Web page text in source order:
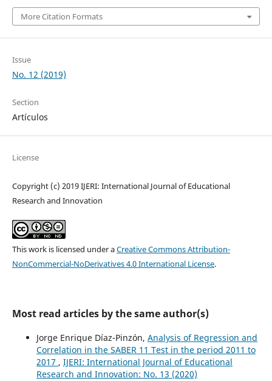
More Citation Formats
Issue
No. 12 (2019)
Section
Artículos
License
Copyright (c) 2019 IJERI: International Journal of Educational
Research and Innovation
This work is licensed under aCreative Commons Attribution-
NonCommercial-NoDerivatives 4.0 International License.
Most read articles by the same author(s)
Jorge Enrique Díaz-Pinzón, Analysis of Regression and
Correlation in the SABER 11 Test in the period 2011 to
2017 , IJERI: International Journal of Educational
Research and Innovation: No. 13 (2020)